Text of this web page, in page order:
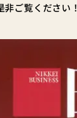
ご覧ください！